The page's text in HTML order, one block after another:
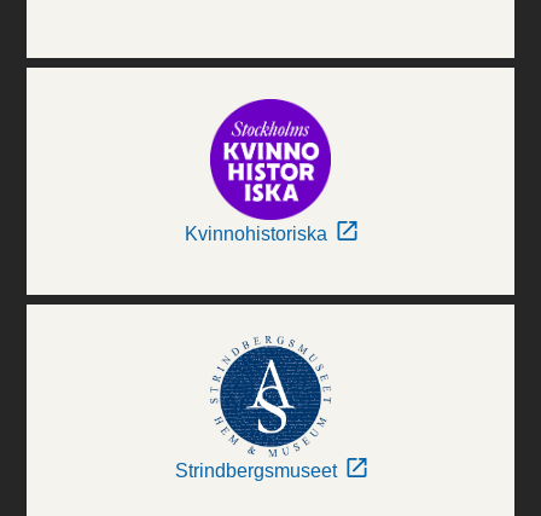
Kvinnohistoriska
Strindbergsmuseet